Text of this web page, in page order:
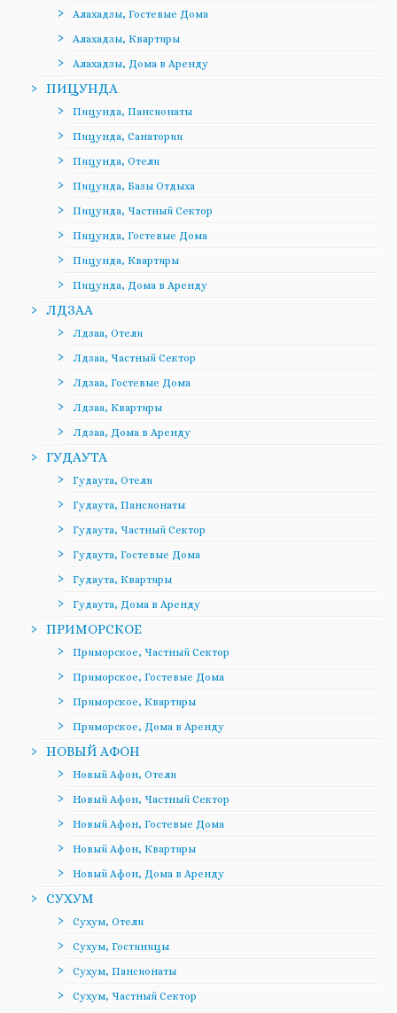
Алахадзы, Гостевые Дома
Алахадзы, Квартиры
Алахадзы, Дома в Аренду
ПИЦУНДА
Пицунда, Пансионаты
Пицунда, Санатории
Пицунда, Отели
Пицунда, Базы Отдыха
Пицунда, Частный Сектор
Пицунда, Гостевые Дома
Пицунда, Квартиры
Пицунда, Дома в Аренду
ЛДЗАА
Лдзаа, Отели
Лдзаа, Частный Сектор
Лдзаа, Гостевые Дома
Лдзаа, Квартиры
Лдзаа, Дома в Аренду
ГУДАУТА
Гудаута, Отели
Гудаута, Пансионаты
Гудаута, Частный Сектор
Гудаута, Гостевые Дома
Гудаута, Квартиры
Гудаута, Дома в Аренду
ПРИМОРСКОЕ
Приморское, Частный Сектор
Приморское, Гостевые Дома
Приморское, Квартиры
Приморское, Дома в Аренду
НОВЫЙ АФОН
Новый Афон, Отели
Новый Афон, Частный Сектор
Новый Афон, Гостевые Дома
Новый Афон, Квартиры
Новый Афон, Дома в Аренду
СУХУМ
Сухум, Отели
Сухум, Гостиницы
Сухум, Пансионаты
Сухум, Частный Сектор